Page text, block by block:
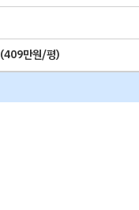
(409만원/평)